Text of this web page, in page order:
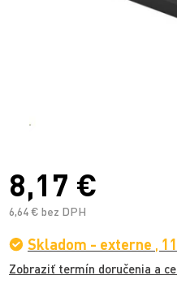
8,17 €
6,64 € bez DPH
Skladom - externe ,
Zobraziť termín doručenia a